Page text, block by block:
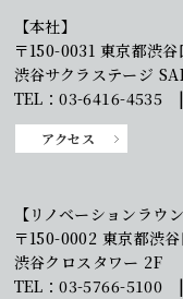
【本社】
〒150-0031 東京都渋
渋谷サクラステージ
TEL：03-6416-4535
アクセス
【リノベーションラウン
〒150-0002 東京都渋
渋谷クロスタワー 2F
TEL：03-5766-5100